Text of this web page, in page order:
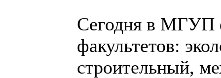
Сегодня в МГУП
факультетов:
строительный,